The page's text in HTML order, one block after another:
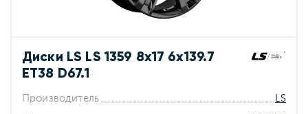
Диски LS LS 1359 8x17 6x139.7
ET38 D67.1
Производитель LS